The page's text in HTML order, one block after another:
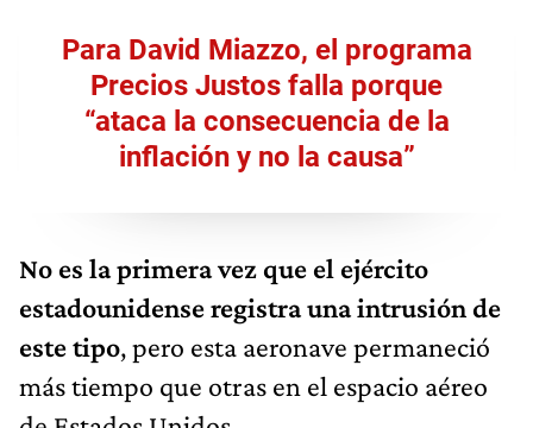
Para David Miazzo, el programa
Precios Justos falla porque
“ataca la consecuencia de la
inflación y no la causa”
No es la primera vez que el ejército
estadounidense registra una intrusión de
este tipo, pero esta aeronave permaneció
más tiempo que otras en el espacio aéreo